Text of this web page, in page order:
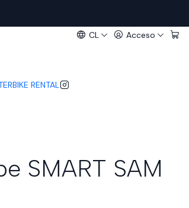
CL Acceso
BIKE RENTAL
SMART SAM